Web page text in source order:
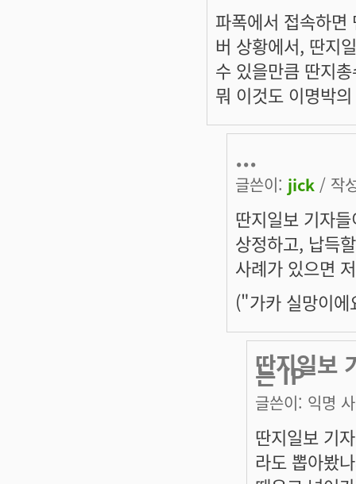
파폭에서 접속하
버 상황에서, 딴지
수 있을만큼 딴지
뭐 이것도 이명박
...
글쓴이: jick / 작
딴지일보 기자
상정하고, 납득
사례가 있으면
("가카 실망이
딴지일보
는 IP
글쓴이: 익명
딴지일보 기
라도 뽑아봤